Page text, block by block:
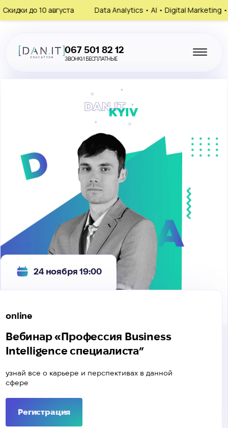
10 августа Data Analytics • AI • Digital Marketing • HR
067 501 82 12
ЗВОНКИ БЕСПЛАТНЫЕ
online
Вебинар «Профессия Business
Intelligence специалиста”
узнай все о карьере и перспективах в данной
сфере
Регистрация
24 ноября 19:00